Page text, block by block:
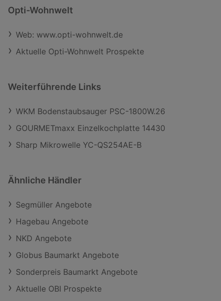
Opti-Wohnwelt
Web: www.opti-wohnwelt.de
Aktuelle Opti-Wohnwelt Prospekte
Weiterführende Links
WKM Bodenstaubsauger PSC-1800W.26
GOURMETmaxx Einzelkochplatte 14430
Sharp Mikrowelle YC-QS254AE-B
Ähnliche Händler
Segmüller Angebote
Hagebau Angebote
NKD Angebote
Globus Baumarkt Angebote
Sonderpreis Baumarkt Angebote
Aktuelle OBI Prospekte